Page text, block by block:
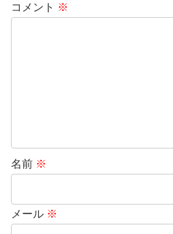
コメント ※
名前 ※
メール ※